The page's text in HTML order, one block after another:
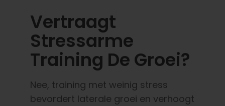
Vertraagt
Stressarme
Training De Groei?
Nee, training met weinig stress
bevordert laterale groei en verhoogt